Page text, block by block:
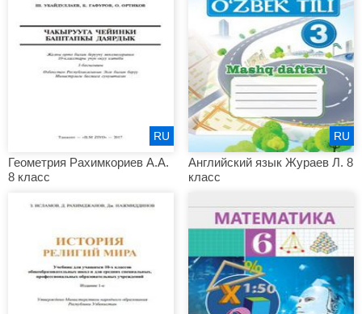
Геометрия Рахимкориев А.А.
8 класс
RU
Английский язык Жураев Л. 8
класс
RU